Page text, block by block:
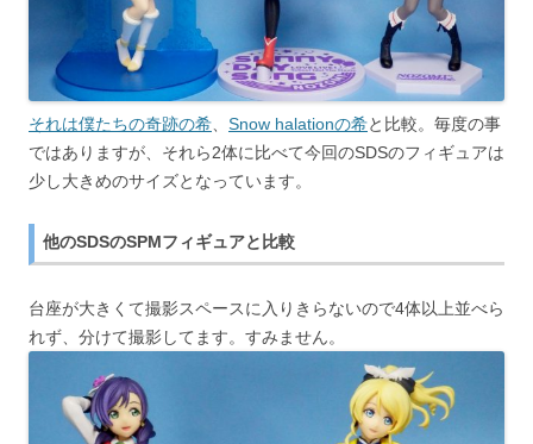
それは僕たちの奇跡の希 Snow halationの希と比較。毎度の事
ではありますが、それら2体に比べて今回のSDSのフィギュアは
少し大きめのサイズとなっています。
他のSDSのSPMフィギュアと比較
台座が大きくて撮影スペースに入りきらないので4体以上並べら
れず、分けて撮影してます。すみません。